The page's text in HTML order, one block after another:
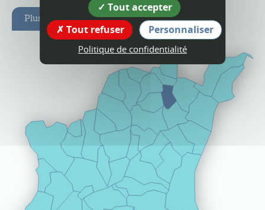
Plus d'infos
Tout accepter
Tout refuser
Personnaliser
Politique de confidentialité